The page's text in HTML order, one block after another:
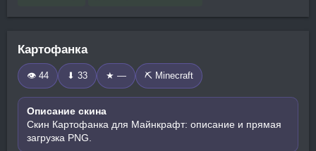
Картофанка
👁 44 ⬇ 33 ★ — ⛏️ Minecraft
Описание скина
Скин Картофанка для Майнкрафт: описание и прямая
загрузка PNG.